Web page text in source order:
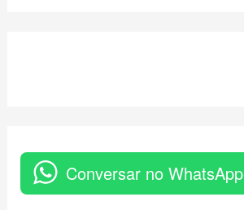
Conversar no WhatsApp